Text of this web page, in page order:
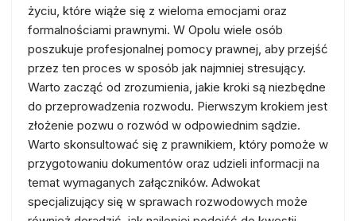
życiu, które wiąże się z wieloma emocjami oraz
formalnościami prawnymi. W Opolu wiele osób
poszukuje profesjonalnej pomocy prawnej, aby przejść
przez ten proces w sposób jak najmniej stresujący.
Warto zacząć od zrozumienia, jakie kroki są niezbędne
do przeprowadzenia rozwodu. Pierwszym krokiem jest
złożenie pozwu o rozwód w odpowiednim sądzie.
Warto skonsultować się z prawnikiem, który pomoże w
przygotowaniu dokumentów oraz udzieli informacji na
temat wymaganych załączników. Adwokat
specjalizujący się w sprawach rozwodowych może